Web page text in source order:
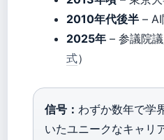
2010年代後半 –
2025年 – 参議院
式）
信号： わずか数年で学
いたユニークなキャリ